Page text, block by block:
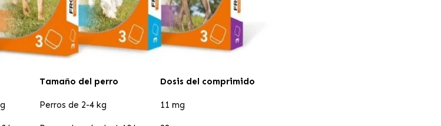
Tamaño del perro Dosis del comprimido
Perros de 2-4 kg 11 mg